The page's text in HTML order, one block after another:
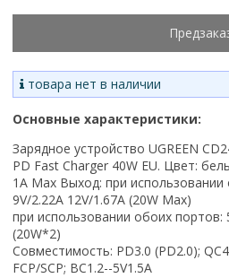
товара нет в наличии
Основные характеристики:
Зарядное устройство UGREEN
PD Fast Charger 40W EU. Цвет:
1A Max Выход: при использовании
9V/2.22A 12V/1.67A (20W Max)
при использовании обоих портов:
(20W*2)
Совместимость: PD3.0 (PD2.0);
FCP/SCP; BC1.2--5V1.5A